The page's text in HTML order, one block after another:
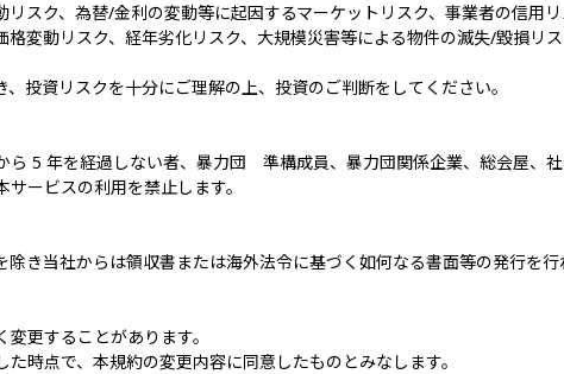
スク、為替/金利の変動等に起因するマーケットリスク、事業者の信用
変動リスク、経年劣化リスク、大規模災害等による物件の滅失/毀損リ
投資リスクを十分にご理解の上、投資のご判断をしてください。
ら 5 年を経過しない者、暴力団 準構成員、暴力団関係企業、総会屋、
ービスの利用を禁止します。
き当社からは領収書または海外法令に基づく如何なる書面等の発行を行
更することがあります。
時点で、本規約の変更内容に同意したものとみなします。